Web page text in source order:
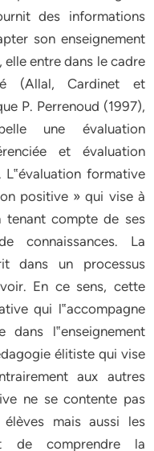
des informations
son enseignement
entre dans le cadre
(Allal, Cardinet et
P. Perrenoud (1997),
une évaluation
et évaluation
formative
positive » qui vise à
tenant compte de ses
connaissances. La
dans un processus
En ce sens, cette
qui l‟accompagne
l‟enseignement
élitiste qui vise
aux autres
ne se contente pas
mais aussi les
de comprendre la